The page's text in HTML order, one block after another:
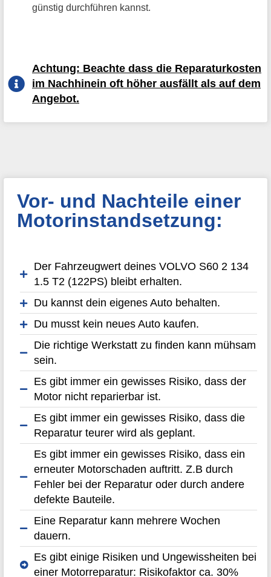
günstig durchführen kannst.
Achtung: Beachte dass die Reparaturkosten
im Nachhinein oft höher ausfällt als auf dem
Angebot.
Vor- und Nachteile einer
Motorinstandsetzung:
Der Fahrzeugwert deines VOLVO S60 2 134
1.5 T2 (122PS) bleibt erhalten.
Du kannst dein eigenes Auto behalten.
Du musst kein neues Auto kaufen.
Die richtige Werkstatt zu finden kann mühsam
sein.
Es gibt immer ein gewisses Risiko, dass der
Motor nicht reparierbar ist.
Es gibt immer ein gewisses Risiko, dass die
Reparatur teurer wird als geplant.
Es gibt immer ein gewisses Risiko, dass ein
erneuter Motorschaden auftritt. Z.B durch
Fehler bei der Reparatur oder durch andere
defekte Bauteile.
Eine Reparatur kann mehrere Wochen
dauern.
Es gibt einige Risiken und Ungewissheiten bei
einer Motorreparatur: Risikofaktor ca. 30%